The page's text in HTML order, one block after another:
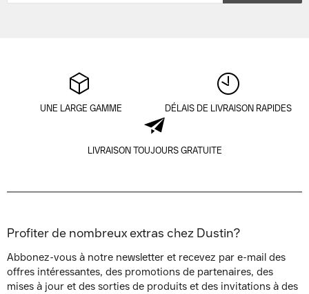
UNE LARGE GAMME DÉLAIS DE LIVRAISON RAPIDES
LIVRAISON TOUJOURS GRATUITE
Profiter de nombreux extras chez Dustin?
Abbonez-vous à notre newsletter et recevez par e-mail des
offres intéressantes, des promotions de partenaires, des
mises à jour et des sorties de produits et des invitations à des